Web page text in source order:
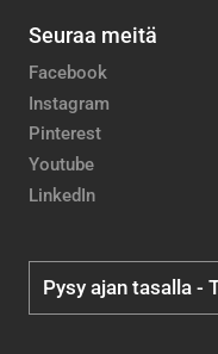
Seuraa meitä
Facebook
Instagram
Pinterest
Youtube
LinkedIn
Pysy ajan tasalla -